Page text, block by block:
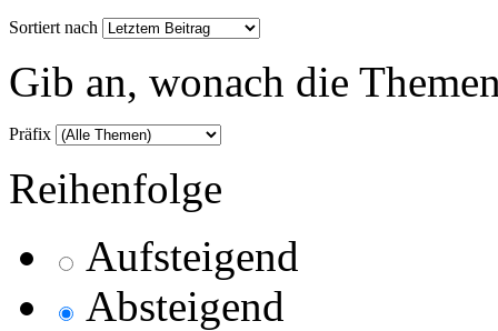
Sortiert nach
Gib an, wonach die
Präfix
Reihenfolge
Aufsteigend
Absteigend